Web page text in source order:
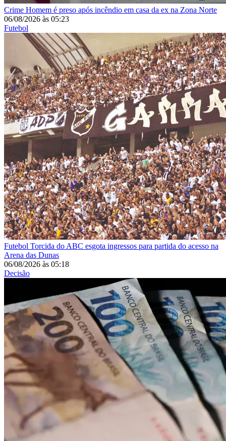
Crime Homem é preso após incêndio em casa da ex na Zona Norte
06/08/2026 às 05:23
Futebol
Futebol Torcida do ABC esgota ingressos para partida do acesso na
Arena das Dunas
06/08/2026 às 05:18
Decisão